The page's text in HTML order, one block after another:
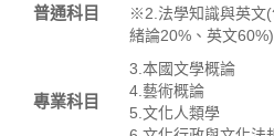
普通科目
※2.法學知識與英文
緒論20%、英文60%)
專業科目
3.本國文學概論
4.藝術概論
5.文化人類學